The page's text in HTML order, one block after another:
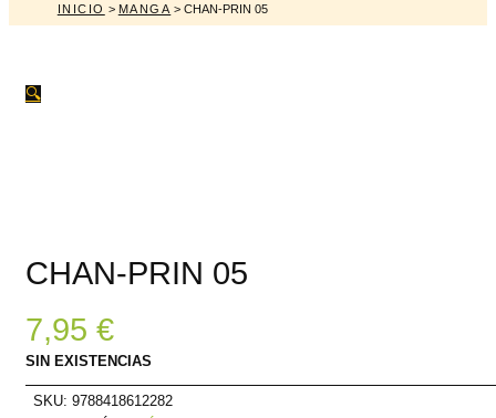
INICIO > MANGA > CHAN-PRIN 05
🔍
CHAN-PRIN 05
7,95 €
SIN EXISTENCIAS
SKU: 9788418612282